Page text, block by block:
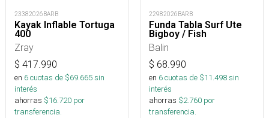
23382026BARB
Kayak Inflable Tortuga
400
Zray
$ 417.990
en 6cuotas de $69.665sin
interés
ahorras $16.720 por
transferencia.
22982026BARB
Funda Tabla Surf Ute
Bigboy / Fish
Balin
$ 68.990
en 6cuotas de $11.498sin
interés
ahorras $2.760 por
transferencia.